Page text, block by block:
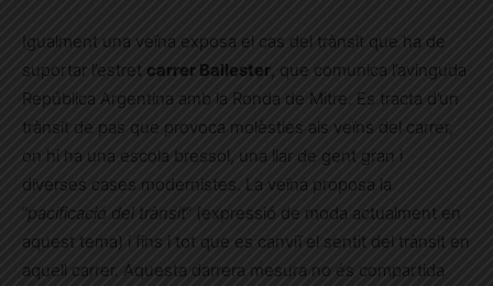
Igualment una veïna exposa el cas del trànsit que ha de
suportar l’estret carrer Ballester , que comunica l’avinguda
República Argentina amb la Ronda de Mitre. Es tracta d’un
trànsit de pas que provoca molèsties als veïns del carrer,
on hi ha una escola bressol, una llar de gent gran i
diverses cases modernistes. La veïna proposa la
“pacificació del trànsit” (expressió de moda actualment en
aquest tema) i fins i tot que es canviï el sentit del trànsit en
aquell carrer. Aquesta darrera mesura no és compartida